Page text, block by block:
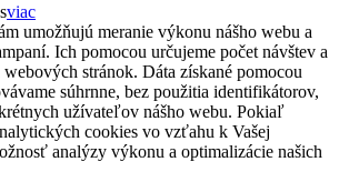
viac
umožňujú meranie výkonu nášho webu a
Ich pomocou určujeme počet návštev a
stránok. Dáta získané pomocou
súhrnne, bez použitia identifikátorov,
užívateľov nášho webu. Pokiaľ
cookies vo vzťahu k Vašej
analýzy výkonu a optimalizácie našich